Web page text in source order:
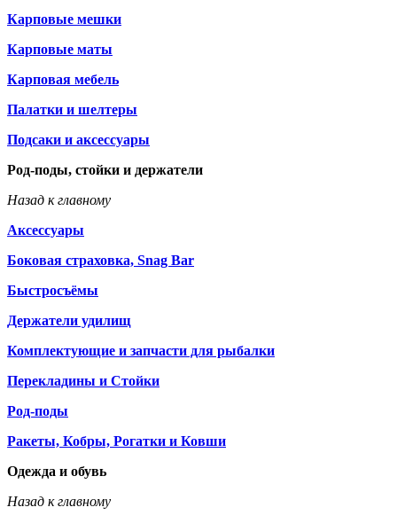
Карповые мешки
Карповые маты
Карповая мебель
Палатки и шелтеры
Подсаки и аксессуары
Род-поды, стойки и держатели
Назад к главному
Аксессуары
Боковая страховка, Snag Bar
Быстросъёмы
Держатели удилищ
Комплектующие и запчасти для рыбалки
Перекладины и Стойки
Род-поды
Ракеты, Кобры, Рогатки и Ковши
Одежда и обувь
Назад к главному